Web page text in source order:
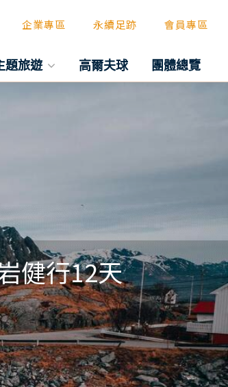
企業專區 永續足跡 會員專區
題旅遊 高爾夫球 團體總覽
健行12天